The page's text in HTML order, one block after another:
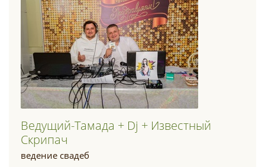
Ведущий-Тамада + Dj + Известный
Скрипач
ведение свадеб